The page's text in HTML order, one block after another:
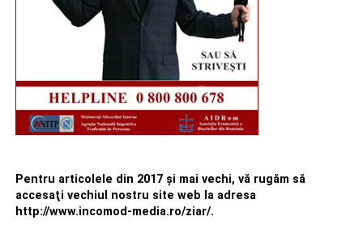
Pentru articolele din 2017 şi mai vechi, vă rugăm să
accesaţi vechiul nostru site web la adresa
http://www.incomod-media.ro/ziar/.